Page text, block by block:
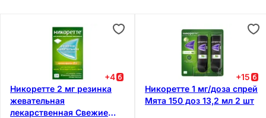
+4
Никоретте 2 мг резинка
жевательная
лекарственная Свежие
+15
Никоретте 1 мг/доза спрей
Мята 150 доз 13,2 мл 2 шт